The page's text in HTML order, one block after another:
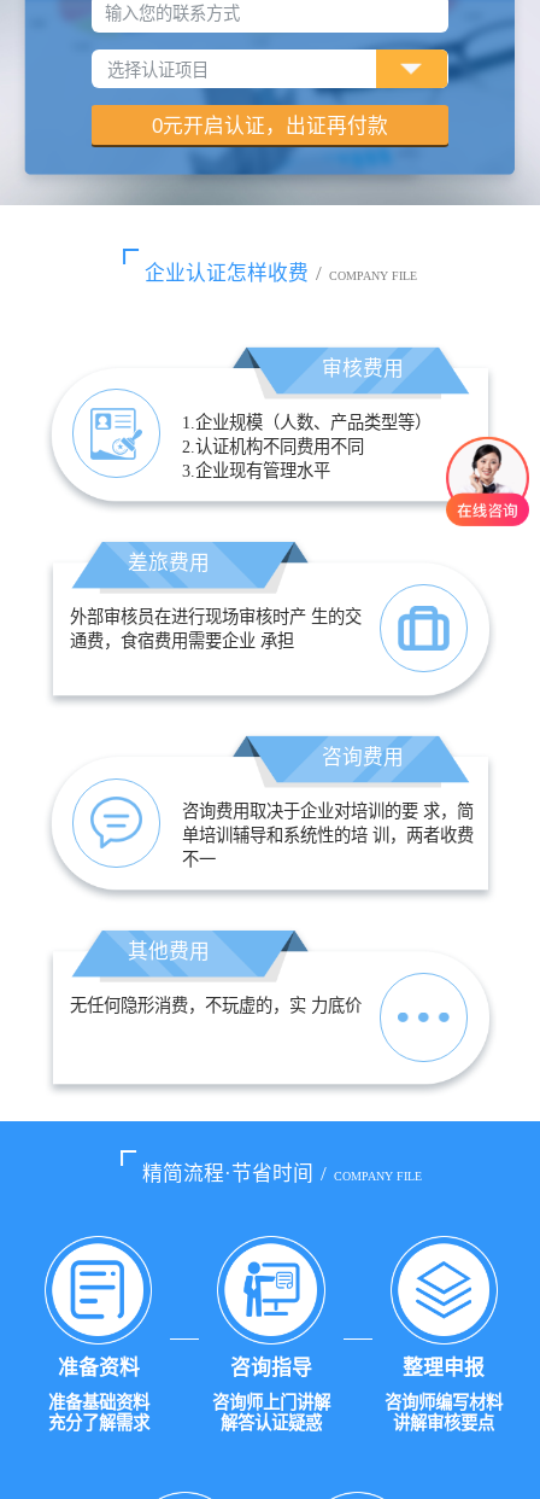
输入您的联系方式
企业认证怎样收费 / COMPANY FILE
审核费用
1.企业规模（人数、产品类型等）
2.认证机构不同费用不同
3.企业现有管理水平
差旅费用
外部审核员在进行现场审核时产 生的交
通费，食宿费用需要企业 承担
咨询费用
咨询费用取决于企业对培训的要 求，简
单培训辅导和系统性的培 训，两者收费
不一
其他费用
无任何隐形消费，不玩虚的，实 力底价
精简流程·节省时间 / COMPANY FILE
准备资料
准备基础资料
充分了解需求
咨询指导
咨询师上门讲解
解答认证疑惑
整理申报
咨询师编写材料
讲解审核要点